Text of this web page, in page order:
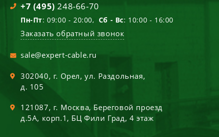
+7 (495) 248-66-70
Пн-Пт: 09:00 - 20:00, Сб - Вс: 10:00 - 16:00
Заказать обратный звонок
sale@expert-cable.ru
302040, г. Орел,ул. Раздольная,
д. 105
121087, г. Москва, Береговой проезд
д.5А, корп.1, БЦ Фили Град, 4 этаж